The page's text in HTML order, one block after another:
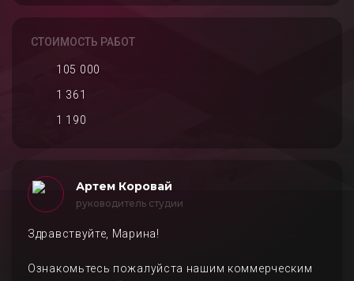
СТОИМОСТЬ РАБОТ
105 000
1 361
1 190
Артем Коровай
руководитель студии
Здравствуйте, Марина!
Ознакомьтесь пожалуйста нашим коммерческим